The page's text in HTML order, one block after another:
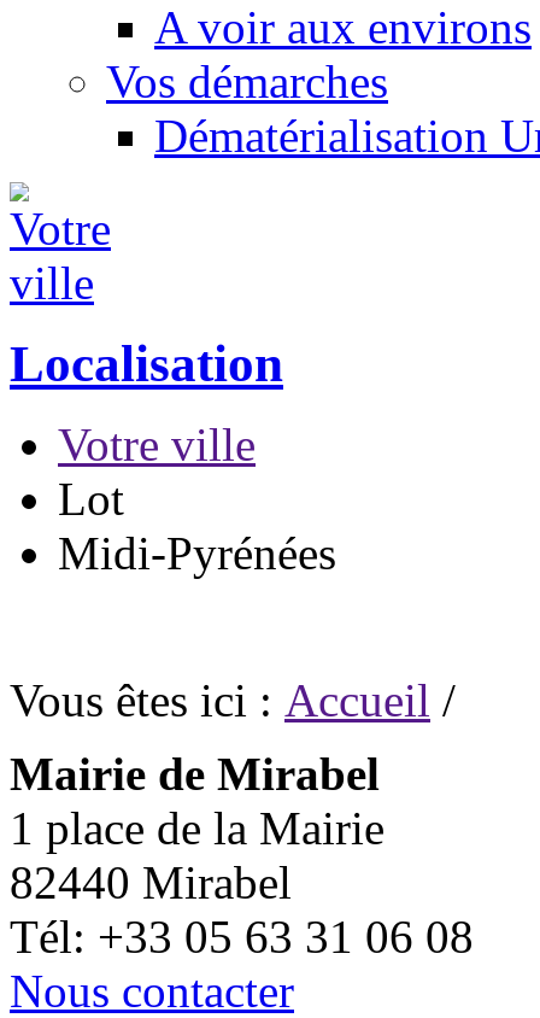
A voir aux environs
Vos démarches
Dématérialisation
Localisation
Votre ville
Lot
Midi-Pyrénées
Vous êtes ici : Accueil /
Mairie de Mirabel
1 place de la Mairie
82440 Mirabel
Tél: +33 05 63 31 06 08
Nous contacter